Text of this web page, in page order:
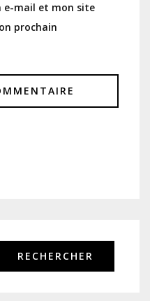
e-mail et mon site
prochain